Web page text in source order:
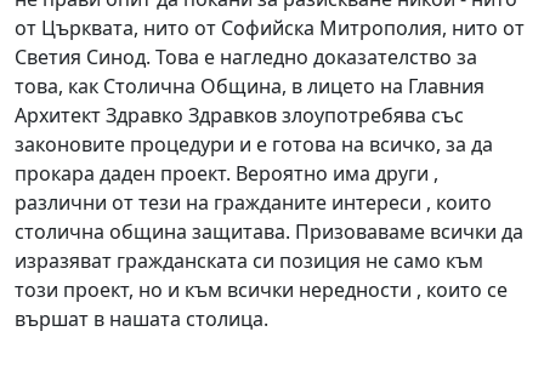
от Църквата, нито от Софийска Митрополия, нито от
Светия Синод. Това е нагледно доказателство за
това, как Столична Община, в лицето на Главния
Архитект Здравко Здравков злоупотребява със
законовите процедури и е готова на всичко, за да
прокара даден проект. Вероятно има други ,
различни от тези на гражданите интереси , които
столична община защитава. Призоваваме всички да
изразяват гражданската си позиция не само към
този проект, но и към всички нередности , които се
вършат в нашата столица.